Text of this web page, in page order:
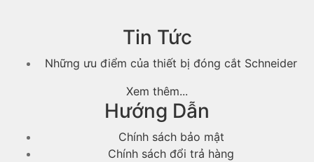
Tin Tức
Những ưu điểm của thiết bị đóng cắt Schneider
Xem thêm...
Hướng Dẫn
Chính sách bảo mật
Chính sách đổi trả hàng